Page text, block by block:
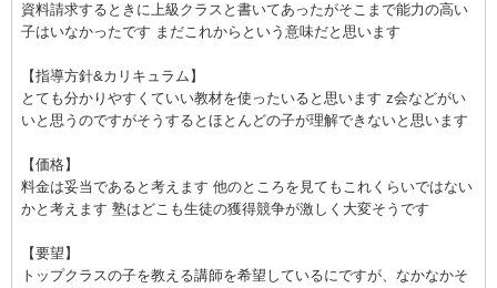
資料請求するときに上級クラスと書いてあったがそこまで能力の高い
子はいなかったです まだこれからという意味だと思います
【指導方針&カリキュラム】
とても分かりやすくていい教材を使ったいると思います z会などがい
いと思うのですがそうするとほとんどの子が理解できないと思います
【価格】
料金は妥当であると考えます 他のところを見てもこれくらいではない
かと考えます 塾はどこも生徒の獲得競争が激しく大変そうです
【要望】
トップクラスの子を教える講師を希望しているにですが、なかなかそ